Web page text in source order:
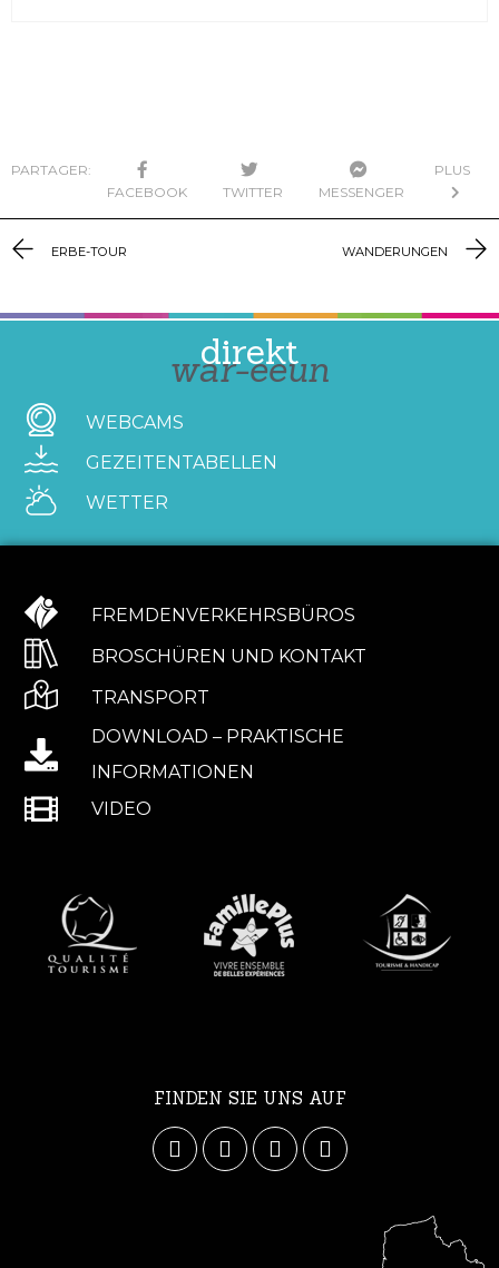
PARTAGER:
FACEBOOK
TWITTER MESSENGER
PLUS
ERBE-TOUR WANDERUNGEN
direkt
war-eeun
WEBCAMS
GEZEITENTABELLEN
WETTER
FREMDENVERKEHRSBÜROS
BROSCHÜREN UND KONTAKT
TRANSPORT
DOWNLOAD – PRAKTISCHE
INFORMATIONEN
VIDEO
FINDEN SIE UNS AUF